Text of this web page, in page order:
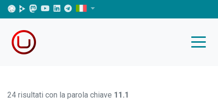
24 risultati con la parola chiave 11.1